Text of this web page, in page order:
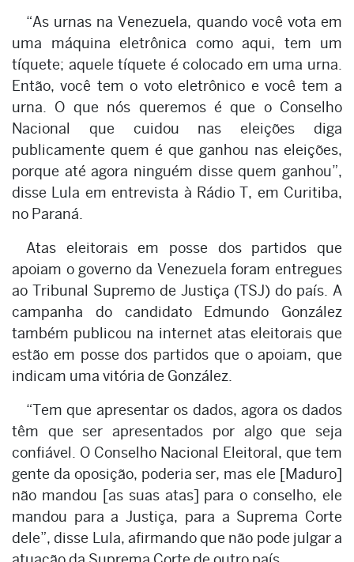
“As urnas na Venezuela, quando você vota em
uma máquina eletrônica como aqui, tem um
tíquete; aquele tíquete é colocado em uma urna.
Então, você tem o voto eletrônico e você tem a
urna. O que nós queremos é que o Conselho
Nacional que cuidou nas eleições diga
publicamente quem é que ganhou nas eleições,
porque até agora ninguém disse quem ganhou”,
disse Lula em entrevista à Rádio T, em Curitiba,
no Paraná.
Atas eleitorais em posse dos partidos que
apoiam o governo da Venezuela foram entregues
ao Tribunal Supremo de Justiça (TSJ) do país. A
campanha do candidato Edmundo González
também publicou na internet atas eleitorais que
estão em posse dos partidos que o apoiam, que
indicam uma vitória de González.
“Tem que apresentar os dados, agora os dados
têm que ser apresentados por algo que seja
confiável. O Conselho Nacional Eleitoral, que tem
gente da oposição, poderia ser, mas ele [Maduro]
não mandou [as suas atas] para o conselho, ele
mandou para a Justiça, para a Suprema Corte
dele”, disse Lula, afirmando que não pode julgar a